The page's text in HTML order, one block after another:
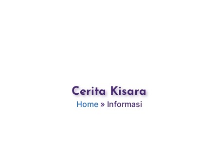
Cerita Kisara
Home» Informasi